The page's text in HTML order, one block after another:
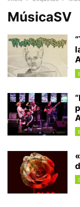
MúsicaSV